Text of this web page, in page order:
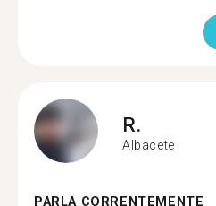
R.
Albacete
PARLA CORRENTEMENTE